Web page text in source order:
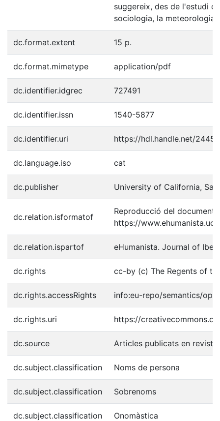
suggereix, des de l'estudi
sociologia, la meteorologia,
dc.format.extent 15 p.
dc.format.mimetype application/pdf
dc.identifier.idgrec 727491
dc.identifier.issn 1540-5877
dc.identifier.uri https://hdl.handle.net/2445/
dc.language.iso cat
dc.publisher University of California,
dc.relation.isformatof
Reproducció del document
https://
dc.relation.ispartof eHumanista. Journal of
dc.rights cc-by (c) The Regents of
dc.rights.accessRights info:eu-repo/semantics/
dc.rights.uri https://
dc.source Articles publicats en
dc.subject.classification Noms de persona
dc.subject.classification Sobrenoms
dc.subject.classification Onomàstica